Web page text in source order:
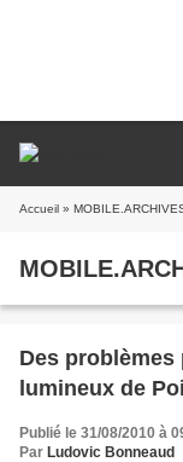
Accueil »
Des
lumineux de
Publié le 31/08/2010 à
Par Ludovic Bonneaud